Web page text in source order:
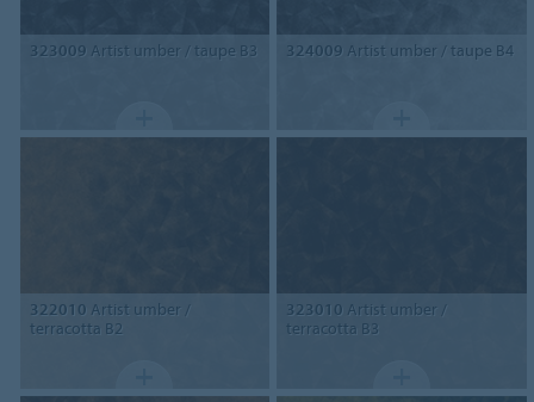
323009 Artist umber / taupe B3 324009 Artist umber / taupe B4
322010 Artist umber /
terracotta B2
323010 Artist umber /
terracotta B3